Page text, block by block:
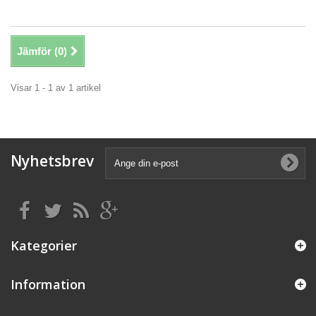
Jämför (0)
Visar 1 - 1 av 1 artikel
Nyhetsbrev
Kategorier
Information